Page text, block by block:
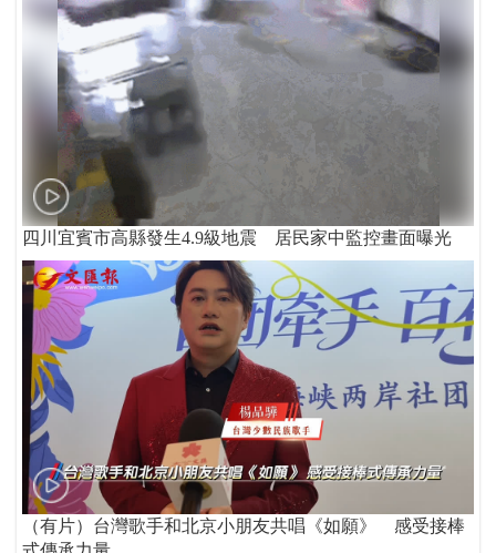
四川宜賓市高縣發生4.9級地震 居民家中監控畫面曝光
（有片）台灣歌手和北京小朋友共唱《如願》 感受接棒